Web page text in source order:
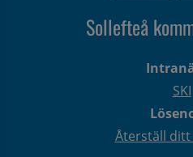
Sollefteå
SKI
Återställ